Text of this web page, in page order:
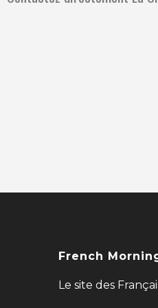
French
Le site des